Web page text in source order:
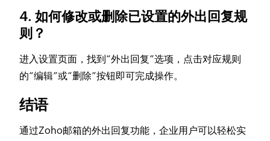
4. 如何修改或删除已设置的外出回复规
则？
进入设置页面，找到“外出回复”选项，点击对应规则
的“编辑”或“删除”按钮即可完成操作。
结语
通过Zoho邮箱的外出回复功能，企业用户可以轻松实